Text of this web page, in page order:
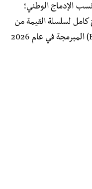
الإدماج الوطني؛
لسلسلة القيمة من
خلال إدراج عملية “الكبس” (Estampage) المبرمجة في عام 2026